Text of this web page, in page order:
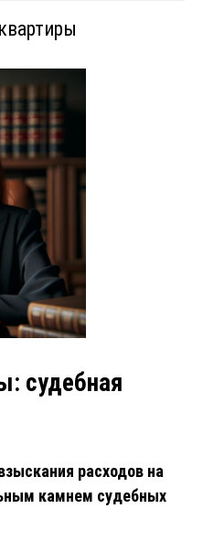
судебная
расходов на
камнем судебных